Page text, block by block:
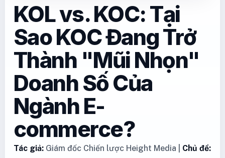
KOL vs. KOC: Tại
Sao KOC Đang Trở
Thành "Mũi Nhọn"
Doanh Số Của
Ngành E-
commerce?
Tác giả: Giám đốc Chiến lược Height Media | Chủ đề: